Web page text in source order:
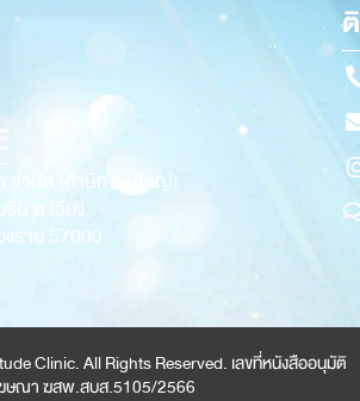
ำกัด (สำนักงานใหญ่)
น ต.เวียง
งราย 57000
Clinic. All Rights Reserved. เลขที่หนังสืออนุมัติ
ษณา ฆสพ.สบส.5105/2566